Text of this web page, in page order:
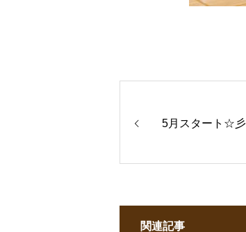
5月スタート☆彡
関連記事